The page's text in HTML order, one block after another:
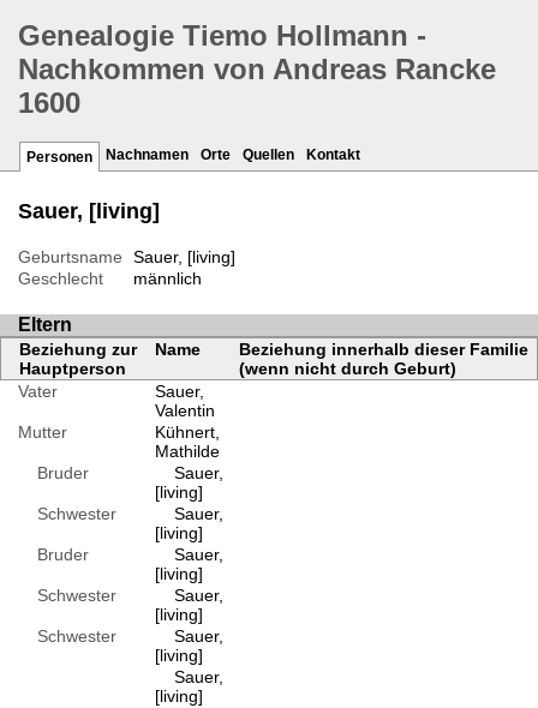
Genealogie Tiemo Hollmann -
Nachkommen von Andreas Rancke
1600
Personen Nachnamen Orte Quellen Kontakt
Sauer, [living]
Geburtsname
Sauer, [living]
Geschlecht
männlich
Eltern
Beziehung zur
Hauptperson
Name
Beziehung innerhalb dieser Familie
(wenn nicht durch Geburt)
Vater
Sauer,
Valentin
Mutter
Kühnert,
Mathilde
Bruder
Sauer,
[living]
Schwester
Sauer,
[living]
Bruder
Sauer,
[living]
Schwester
Sauer,
[living]
Schwester
Sauer,
[living]
Sauer,
[living]